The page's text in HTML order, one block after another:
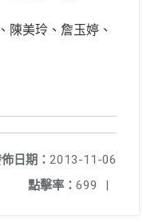
陳美玲、詹玉婷、
日期： 2013-11-06
點擊率： 699 |